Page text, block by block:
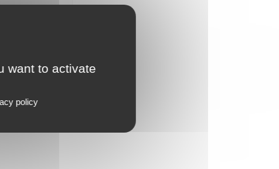
dès qu'un
want to activate
policy